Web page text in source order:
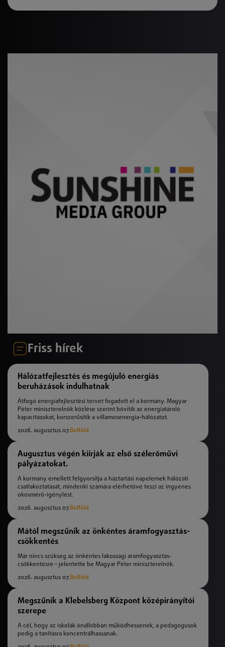
Friss hírek
Hálózatfejlesztés és megújuló energiás
beruházások indulhatnak
Átfogó energiafejlesztési tervet fogadott el a kormány. Magyar
Péter miniszterelnök közlése szerint bővítik az energiatároló
kapacitásokat, korszerűsítik a villamosenergia-hálózatot.
2026. augusztus 07.Belföld
Augusztus végén kiírják az első szélerőművi
pályázatokat.
A kormány emellett felgyorsítja a háztartási napelemek hálózati
csatlakoztatását, mindenki számára elérhetővé teszi az ingyenes
okosmérő-igénylést.
2026. augusztus 07.Belföld
Mától megszűnik az önkéntes áramfogyasztás-
csökkentés
Már nincs szükség az önkéntes lakossági áramfogyasztás-
csökkentésre – jelentette be Magyar Péter miniszterelnök.
2026. augusztus 07.Belföld
Megszűnik a Klebelsberg Központ középirányítói
szerepe
A cél, hogy az iskolák önállóbban működhessenek, a pedagógusok
pedig a tanításra koncentrálhassanak.